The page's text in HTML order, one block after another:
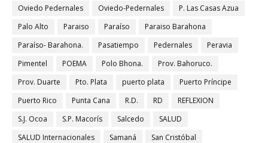
Oviedo Pedernales
Oviedo-Pedernales
P. Las Casas Azua
Palo Alto
Paraiso Paraíso
Paraiso Barahona
Paraíso- Barahona.
Pasatiempo Pedernales
Peravia
Pimentel
POEMA Polo Bhona.
Prov. Bahoruco.
Prov. Duarte
Pto. Plata puerto plata
Puerto Príncipe
Puerto Rico
Punta Cana R.D. RD
REFLEXION
S.J. Ocoa
S.P. Macorís Salcedo
SALUD
SALUD Internacionales
Samaná
San Cristóbal